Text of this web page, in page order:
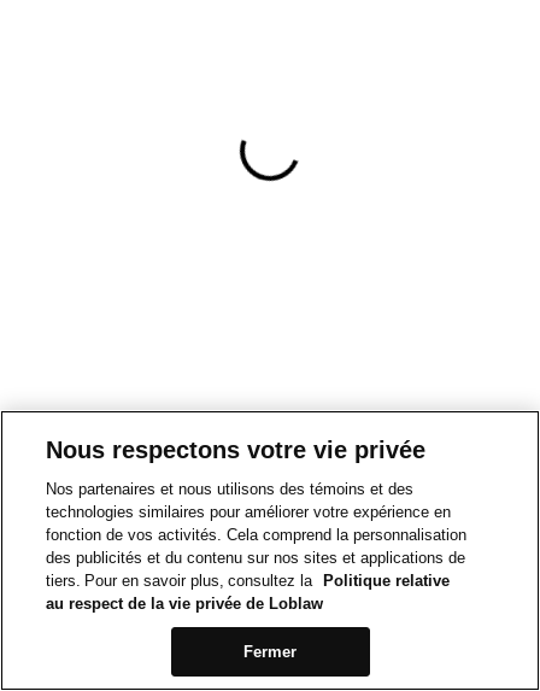
Nous respectons votre vie privée
Nos partenaires et nous utilisons des témoins et des
technologies similaires pour améliorer votre expérience en
fonction de vos activités. Cela comprend la personnalisation
des publicités et du contenu sur nos sites et applications de
tiers. Pour en savoir plus, consultez la
Politique relative
au respect de la vie privée de Loblaw
Fermer